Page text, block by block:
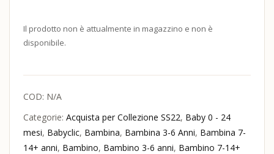
Il prodotto non è attualmente in magazzino e non è
disponibile.
COD: N/A
Categorie: Acquista per Collezione SS22, Baby 0 - 24
mesi, Babyclic, Bambina, Bambina 3-6 Anni, Bambina 7-
14+ anni, Bambino, Bambino 3-6 anni, Bambino 7-14+